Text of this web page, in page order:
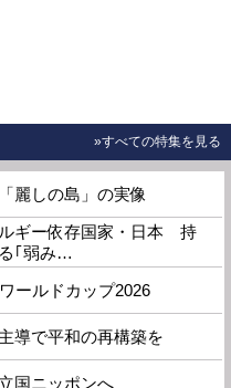
»すべての特集を見る
麗しの島」の実像
ギー依存国家・日本 持
｢弱み…
ールドカップ2026
導で平和の再構築を
国ニッポンへ